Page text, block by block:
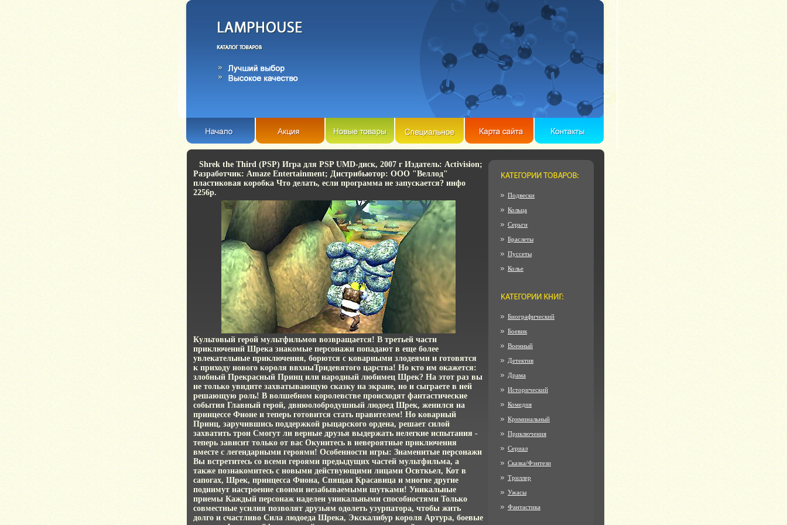
Shrek the Third (PSP) Игра для PSP UMD-диск, 2007 г Издатель: Activision;
Разработчик: Amaze Entertainment; Дистрибьютор: ООО "Веллод"
пластиковая коробка Что делать, если программа не запускается? инфо
2256p.
Культовый герой мультфильмов возвращается! В третьей части
приключений Шрека знакомые персонажи попадают в еще более
увлекательные приключения, борются с коварными злодеями и готовятся
к приходу нового короля ввхныТридевятого царства! Но кто им окажется:
злобный Прекрасный Принц или народный любимец Шрек? На этот раз вы
не только увидите захватывающую сказку на экране, но и сыграете в ней
решающую роль! В волшебном королевстве происходят фантастические
события Главный герой, двнюолобродушный людоед Шрек, женился на
принцессе Фионе и теперь готовится стать правителем! Но коварный
Принц, заручившись поддержкой рыцарского ордена, решает силой
захватить трон Смогут ли верные друзья выдержать нелегкие испытания -
теперь зависит только от вас Окунитесь в невероятные приключения
вместе с легендарными героями! Особенности игры: Знаменитые персонажи
Вы встретитесь со всеми героями предыдущих частей мультфильма, а
также познакомитесь с новыми действующими лицами Освткьел, Кот в
сапогах, Шрек, принцесса Фиона, Спящая Красавица и многие другие
поднимут настроение своими незабываемыми шутками! Уникальные
приемы Каждый персонаж наделен уникальными способностями Только
совместные усилия позволят друзьям одолеть узурпатора, чтобы жить
долго и счастливо Сила людоеда Шрека, Экскалибур короля Артура, боевые
Подвески
Кольца
Серьги
Браслеты
Пуссеты
Колье
Биографический
Боевик
Военный
Детектив
Драма
Исторический
Комедия
Криминальный
Приключения
Сериал
Сказка/Фэнтези
Триллер
Ужасы
Фантастика